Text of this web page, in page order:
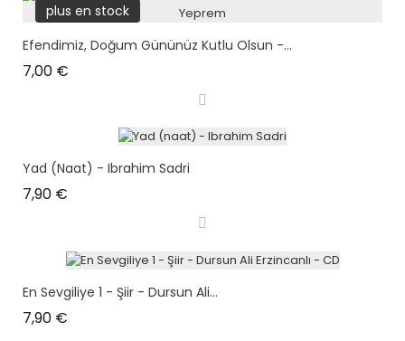
plus en stock
Efendimiz, Doğum Gününüz Kutlu Olsun -...
7,00 €
Yad (naat) - Ibrahim Sadri
7,90 €
En Sevgiliye 1 - Şiir - Dursun Ali...
7,90 €